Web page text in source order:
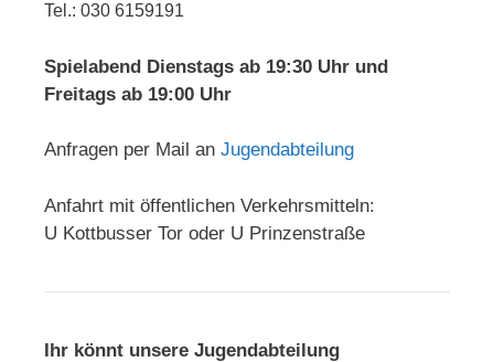
Tel.: 030 6159191
Spielabend Dienstags ab 19:30 Uhr und
Freitags ab 19:00 Uhr
Anfragen per Mail an Jugendabteilung
Anfahrt mit öffentlichen Verkehrsmitteln:
U Kottbusser Tor oder U Prinzenstraße
Ihr könnt unsere Jugendabteilung